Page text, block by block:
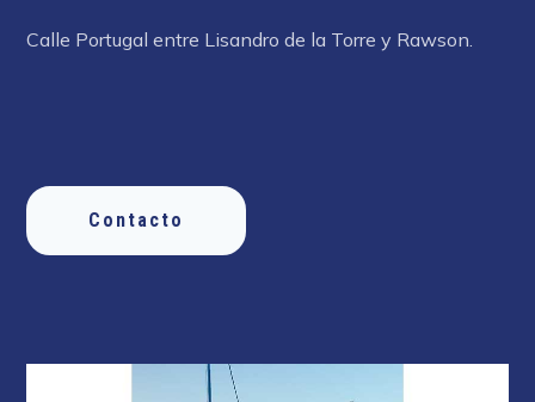
Calle Portugal entre Lisandro de la Torre y Rawson.
Contacto